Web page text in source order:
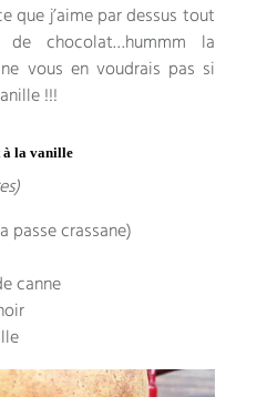
que j’aime par dessus tout
chocolat…hummm la
vous en voudrais pas si
!!!
à la vanille
passe crassane)
canne